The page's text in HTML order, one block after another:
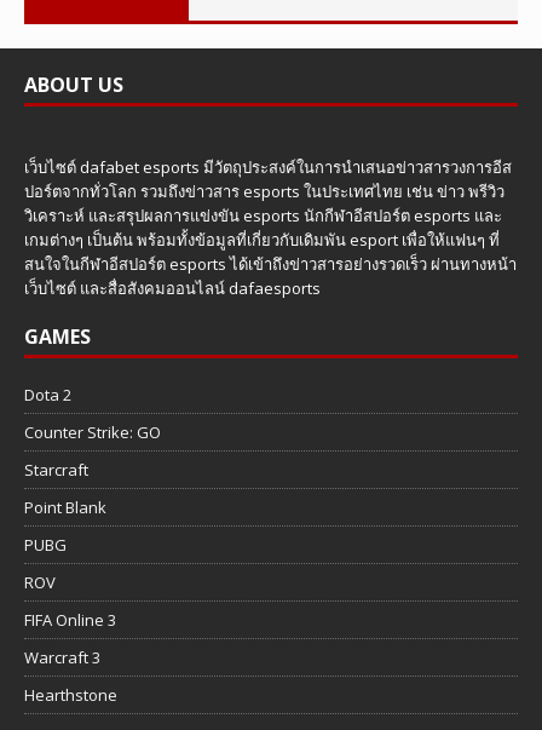
ABOUT US
เว็บไซต์ dafabet esports มีวัตถุประสงค์ในการนำเสนอข่าวสารวงการอีส
ปอร์ตจากทั่วโลก รวมถึงข่าวสาร esports ในประเทศไทย เช่น ข่าว พรีวิว
วิเคราะห์ และสรุปผลการแข่งขัน esports นักกีฬาอีสปอร์ต esports และ
เกมต่างๆ เป็นต้น พร้อมทั้งข้อมูลที่เกี่ยวกับเดิมพัน esport เพื่อให้แฟนๆ ที่
สนใจในกีฬาอีสปอร์ต esports ได้เข้าถึงข่าวสารอย่างรวดเร็ว ผ่านทางหน้า
เว็บไซต์ และสื่อสังคมออนไลน์ dafaesports
GAMES
Dota 2
Counter Strike: GO
Starcraft
Point Blank
PUBG
ROV
FIFA Online 3
Warcraft 3
Hearthstone